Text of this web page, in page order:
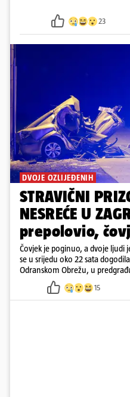
23
DVOJE OZLIJEĐENIH
STRAVIČNI
NESREĆE U
prepolovio,
Čovjek je poginuo, a dvoje ljudi
se u srijedu oko 22 sata
Odranskom Obrežu, u
neutvrđenih razloga sletio s
prepolovilo.
15